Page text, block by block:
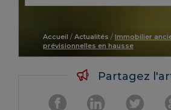
Accueil / Actualités / Immobilier
prévisionnelles en hausse
Partagez